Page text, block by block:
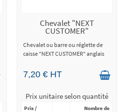
Chevalet "NEXT
CUSTOMER"
Chevalet ou barre ou réglette de
caisse "NEXT CUSTOMER" anglais
7,20 € HT
Prix unitaire selon quantité
Prix /
Nombre de